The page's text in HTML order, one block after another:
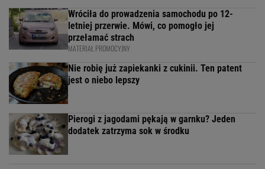
Wróciła do prowadzenia samochodu po 12-
letniej przerwie. Mówi, co pomogło jej
przełamać strach
MATERIAŁ PROMOCYJNY
Nie robię już zapiekanki z cukinii. Ten patent
jest o niebo lepszy
Pierogi z jagodami pękają w garnku? Jeden
dodatek zatrzyma sok w środku